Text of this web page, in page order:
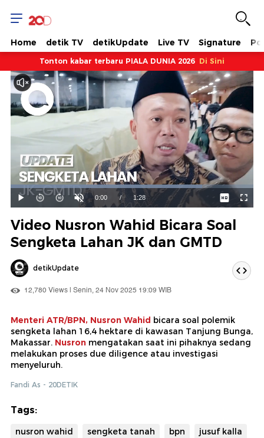
Home detik TV detikUpdate Live TV Signature
Tonton kabar terbaru PIALA DUNIA 2026 Di Sini
Mainkan
Suara
Hidup
Waktu
ini
0:00 / Durasi
1:28
Dimuat:
78.95%
Video Nusron Wahid Bicara Soal
Sengketa Lahan JK dan GMTD
detikUpdate
12,780 Views | Senin, 24 Nov 2025 19:09 WIB
Menteri ATR/BPN, Nusron Wahid bicara soal polemik
sengketa lahan 16,4 hektare di kawasan Tanjung Bunga,
Makassar. Nusron mengatakan saat ini pihaknya sedang
melakukan proses due diligence atau investigasi
menyeluruh.
Fandi As - 20DETIK
Tags:
nusron wahid sengketa tanah bpn jusuf kalla